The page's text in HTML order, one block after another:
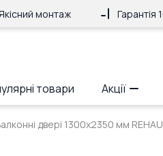
Якісний монтаж Гарантія
товари Акції
двері 1300x2350 мм